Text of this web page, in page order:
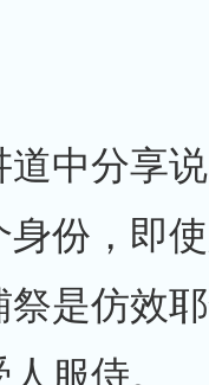
中分享
份，即
是仿效
服侍。